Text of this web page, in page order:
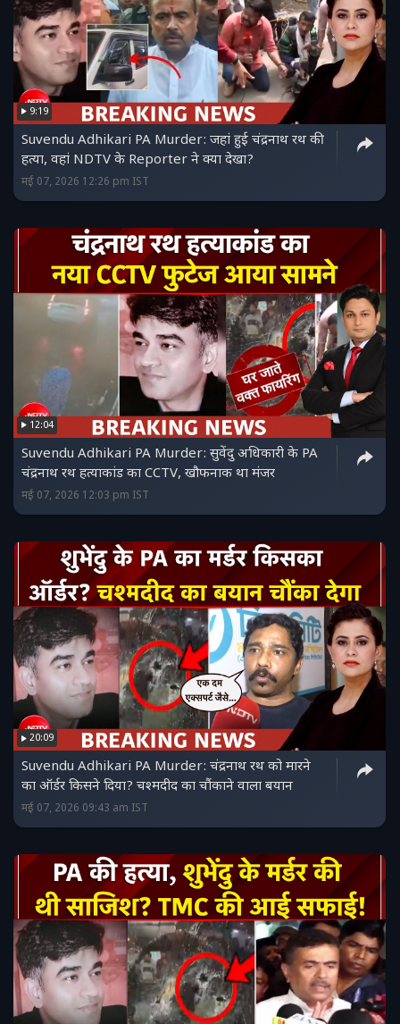
9:19
Suvendu Adhikari PA Murder: जहां हुई चंद्रनाथ रथ की
हत्या, वहां NDTV के Reporter ने क्या देखा?
मई 07, 2026 12:26 pm IST
12:04
Suvendu Adhikari PA Murder: सुवेंदु अधिकारी के PA
चंद्रनाथ रथ हत्याकांड का CCTV, खौफनाक था मंजर
मई 07, 2026 12:03 pm IST
20:09
Suvendu Adhikari PA Murder: चंद्रनाथ रथ को मारने
का ऑर्डर किसने दिया? चश्मदीद का चौंकाने वाला बयान
मई 07, 2026 09:43 am IST